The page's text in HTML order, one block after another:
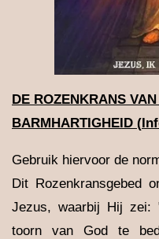
DE ROZENKRANS
BARMHARTIGHEID (
Gebruik hiervoor de
Dit Rozenkransgebed
Jezus, waarbij Hij
toorn van God te